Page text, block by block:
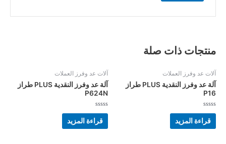
منتجات ذات صلة
آلات عد وفرز العملات
آلة عد وفرز النقدية PLUS طراز
P16
تم
التقييم
من
قراءة المزيد
آلات عد وفرز العملات
آلة عد وفرز النقدية PLUS طراز
P624N
تم
التقييم
من
قراءة المزيد